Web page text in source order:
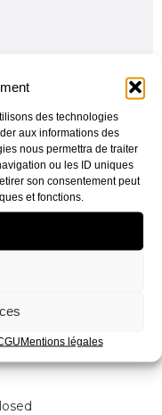
des technologies
aux informations des
nous permettra de traiter
ou les ID uniques
son consentement peut
et fonctions.
Mentions légales